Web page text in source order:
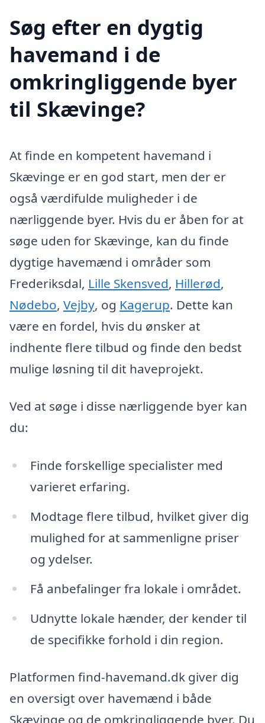
Søg efter en dygtig
havemand i de
omkringliggende byer
til Skævinge?
At finde en kompetent havemand i
Skævinge er en god start, men der er
også værdifulde muligheder i de
nærliggende byer. Hvis du er åben for at
søge uden for Skævinge, kan du finde
dygtige havemænd i områder som
Frederiksdal, Lille Skensved, Hillerød,
Nødebo, Vejby, og Kagerup. Dette kan
være en fordel, hvis du ønsker at
indhente flere tilbud og finde den bedst
mulige løsning til dit haveprojekt.
Ved at søge i disse nærliggende byer kan
du:
Finde forskellige specialister med
varieret erfaring.
Modtage flere tilbud, hvilket giver dig
mulighed for at sammenligne priser
og ydelser.
Få anbefalinger fra lokale i området.
Udnytte lokale hænder, der kender til
de specifikke forhold i din region.
Platformen find-havemand.dk giver dig
en oversigt over havemænd i både
Skævinge og de omkringliggende byer. Du